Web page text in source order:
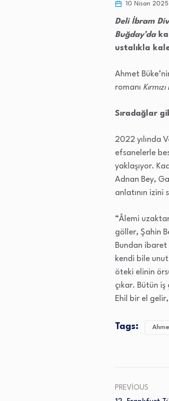
10 Nisan 2025
Deli İbram
Buğday’da
ustalıkla
Ahmet
romanı
Sıradağlar
2022 yılında
efsanelerle
yaklaşıyor.
Adnan Bey,
anlatının izini
“Âlemi
göller, Şahin
Bundan ibaret
kendi bile
öteki elinin
çıkar. Bütün
Ehil bir el
Tags:
PREVIOUS